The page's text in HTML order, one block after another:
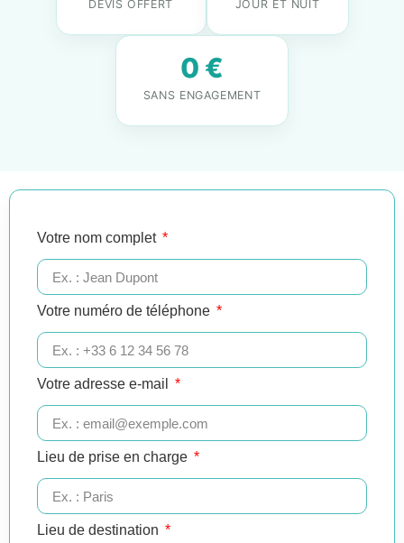
DEVIS OFFERT JOUR ET NUIT
0 €
SANS ENGAGEMENT
Votre nom complet
Votre numéro de téléphone
Votre adresse e-mail
Lieu de prise en charge
Lieu de destination